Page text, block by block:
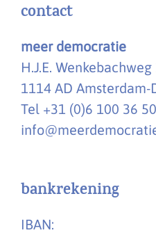
contact
meer democratie
H.J.E.
1114 AD
Tel +31 (0)6 100 36
bankrekening
IBAN: